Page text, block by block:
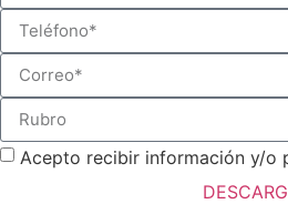
Acepto recibir información y/o